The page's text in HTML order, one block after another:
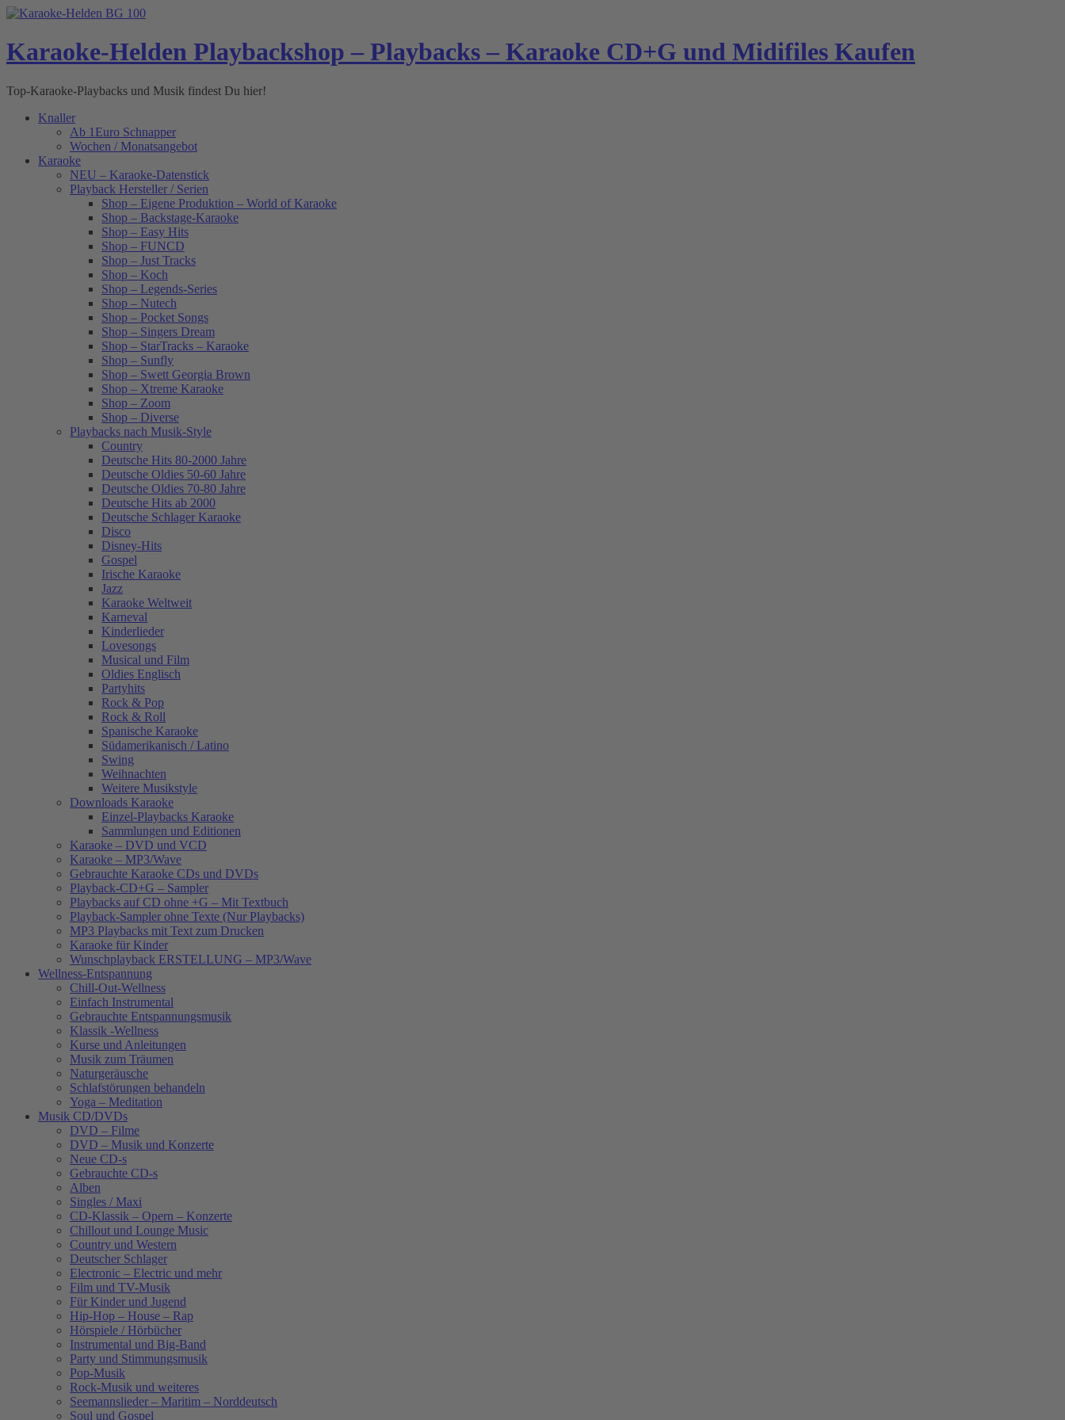
Skip
content
Karaoke-Helden Playbackshop – Playbacks – Karaoke CD+G und Midifiles Kaufen
Top-Karaoke-Playbacks und Musik findest Du hier!
Knaller
Ab 1Euro Schnapper
Wochen / Monatsangebot
Karaoke
NEU – Karaoke-Datenstick
Playback Hersteller / Serien
Shop – Eigene Produktion – World of Karaoke
Shop – Backstage-Karaoke
Shop – Easy Hits
Shop – FUNCD
Shop – Just Tracks
Shop – Koch
Shop – Legends-Series
Shop – Nutech
Shop – Pocket Songs
Shop – Singers Dream
Shop – StarTracks – Karaoke
Shop – Sunfly
Shop – Swett Georgia Brown
Shop – Xtreme Karaoke
Shop – Zoom
Shop – Diverse
Playbacks nach Musik-Style
Country
Deutsche Hits 80-2000 Jahre
Deutsche Oldies 50-60 Jahre
Deutsche Oldies 70-80 Jahre
Deutsche Hits ab 2000
Deutsche Schlager Karaoke
Disco
Disney-Hits
Gospel
Irische Karaoke
Jazz
Karaoke Weltweit
Karneval
Kinderlieder
Lovesongs
Musical und Film
Oldies Englisch
Partyhits
Rock & Pop
Rock & Roll
Spanische Karaoke
Südamerikanisch / Latino
Swing
Weihnachten
Weitere Musikstyle
Downloads Karaoke
Einzel-Playbacks Karaoke
Sammlungen und Editionen
Karaoke – DVD und VCD
Karaoke – MP3/Wave
Gebrauchte Karaoke CDs und DVDs
Playback-CD+G – Sampler
Playbacks auf CD ohne +G – Mit Textbuch
Playback-Sampler ohne Texte (Nur Playbacks)
MP3 Playbacks mit Text zum Drucken
Karaoke für Kinder
Wunschplayback ERSTELLUNG – MP3/Wave
Wellness-Entspannung
Chill-Out-Wellness
Einfach Instrumental
Gebrauchte Entspannungsmusik
Klassik -Wellness
Kurse und Anleitungen
Musik zum Träumen
Naturgeräusche
Schlafstörungen behandeln
Yoga – Meditation
Musik CD/DVDs
DVD – Filme
DVD – Musik und Konzerte
Neue CD-s
Gebrauchte CD-s
Alben
Singles / Maxi
CD-Klassik – Opern – Konzerte
Chillout und Lounge Music
Country und Western
Deutscher Schlager
Electronic – Electric und mehr
Film und TV-Musik
Für Kinder und Jugend
Hip-Hop – House – Rap
Hörspiele / Hörbücher
Instrumental und Big-Band
Party und Stimmungsmusik
Pop-Musik
Rock-Musik und weiteres
Seemannslieder – Maritim – Norddeutsch
Soul und Gospel